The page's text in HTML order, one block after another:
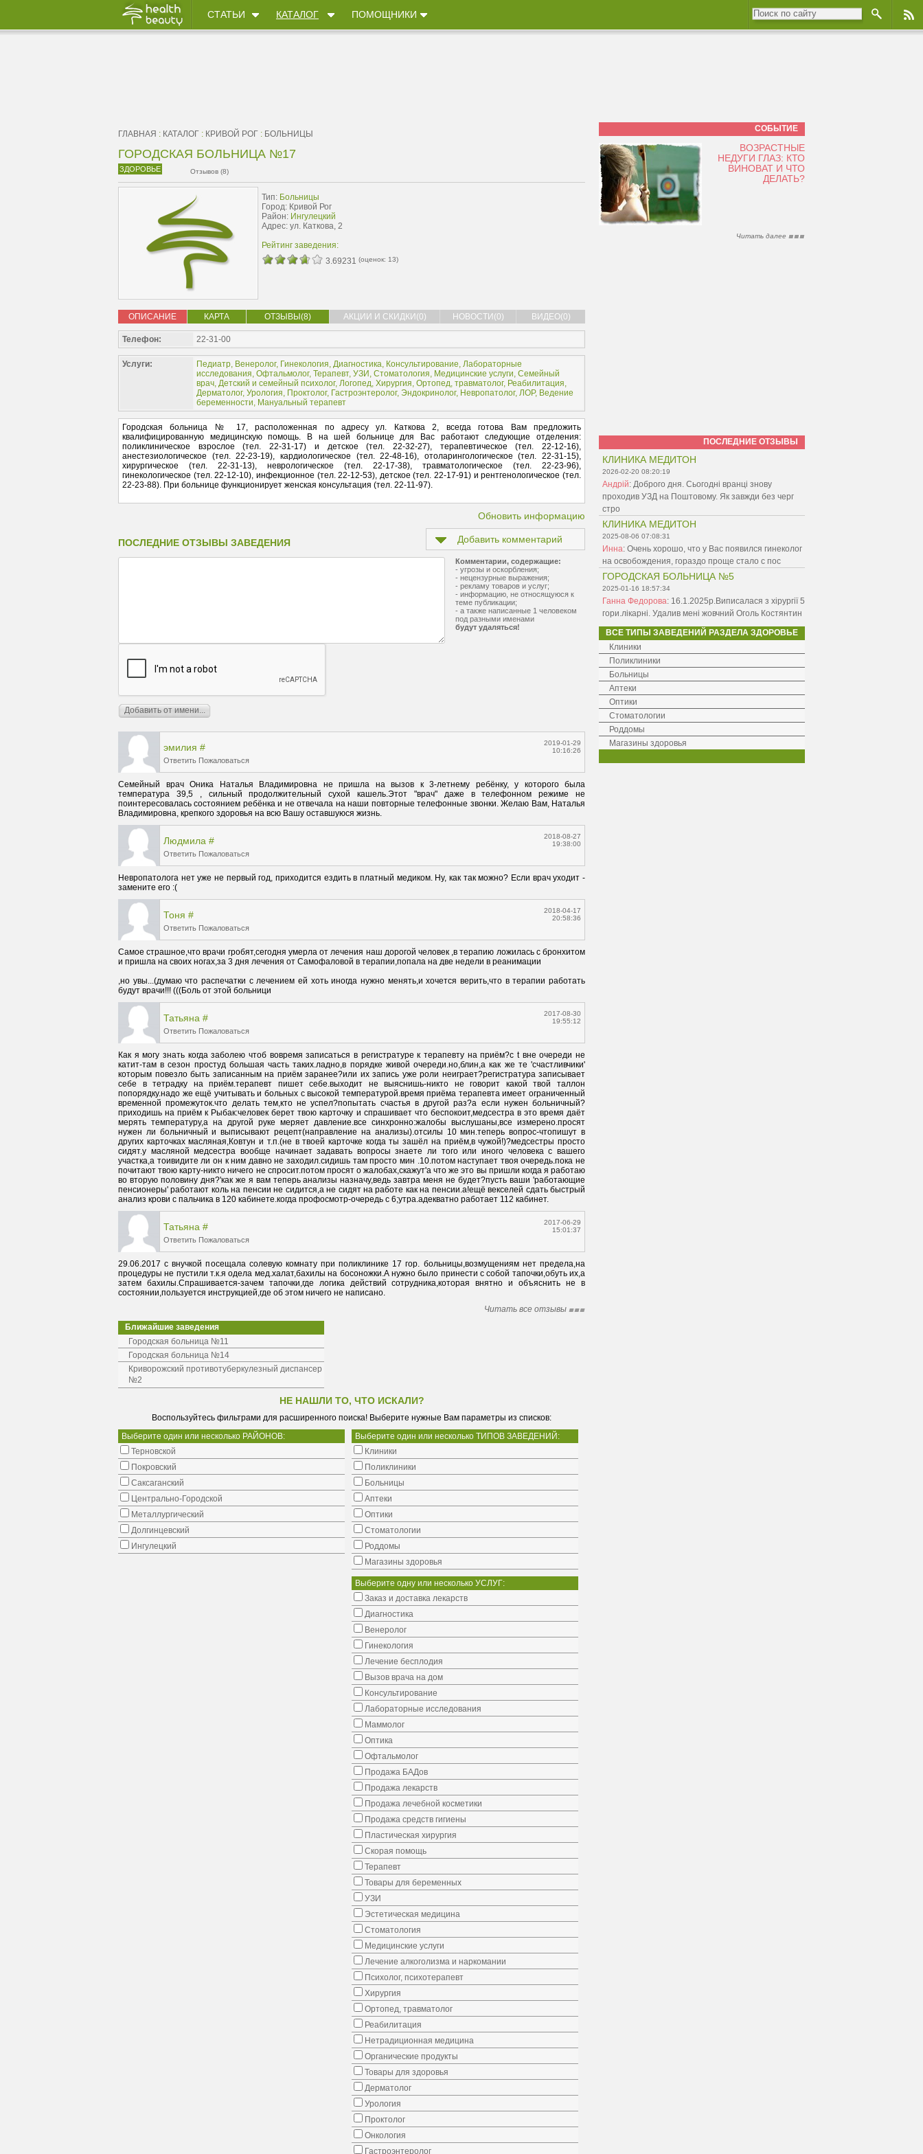
СТАТЬИ КАТАЛОГ ПОМОЩНИКИ
ГЛАВНАЯ : КАТАЛОГ : КРИВОЙ РОГ : БОЛЬНИЦЫ
ГОРОДСКАЯ БОЛЬНИЦА №17
ЗДОРОВЬЕ Отзывов (8)
Тип: Больницы
Город: Кривой Рог
Район: Ингулецкий
Адрес: ул. Каткова, 2
Рейтинг заведения:
3.69231 (оценок: 13)
ОПИСАНИЕ КАРТА ОТЗЫВЫ(8) АКЦИИ И СКИДКИ(0) НОВОСТИ(0) ВИДЕО(0)
Телефон: 22-31-00
Услуги: Педиатр, Венеролог, Гинекология, Диагностика, Консультирование, Лабораторные
исследования, Офтальмолог, Терапевт, УЗИ , Стоматология, Медицинские услуги, Семейный
врач, Детский и семейный психолог, Логопед, Хирургия, Ортопед, травматолог, Реабилитация,
Дерматолог, Урология, Проктолог, Гастроэнтеролог, Эндокринолог, Невропатолог, ЛОР, Ведение
беременности, Мануальный терапевт
Городская больница № 17, расположенная по адресу ул. Каткова 2, всегда готова Вам предложить
квалифицированную медицинскую помощь. В на шей больнице для Вас работают следующие отделения:
поликлиническое взрослое (тел. 22-31-17) и детское (тел. 22-32-27), терапевтическое (тел. 22-12-16),
анестезиологическое (тел. 22-23-19), кардиологическое (тел. 22-48-16), отоларингологическое (тел. 22-31-15),
хирургическое (тел. 22-31-13), неврологическое (тел. 22-17-38), травматологическое (тел. 22-23-96),
гинекологическое (тел. 22-12-10), инфекционное (тел. 22-12-53), детское (тел. 22-17-91) и рентгенологическое (тел.
22-23-88). При больнице функционирует женская консультация (тел. 22-11-97).
Обновить информацию
ПОСЛЕДНИЕ ОТЗЫВЫ ЗАВЕДЕНИЯ Добавить комментарий
Комментарии, содержащие:
- угрозы и оскорбления;
- нецензурные выражения;
- рекламу товаров и услуг;
- информацию, не относящуюся к
теме публикации;
- а также написанные 1 человеком
под разными именами
будут удаляться!
эмилия #
Ответить Пожаловаться
2019-01-29
10:16:26
Семейный врач Оника Наталья Владимировна не пришла на вызов к 3-летнему ребёнку, у которого была
температура 39,5 , сильный продолжительный сухой кашель.Этот "врач" даже в телефонном режиме не
поинтересовалась состоянием ребёнка и не отвечала на наши повторные телефонные звонки. Желаю Вам, Наталья
Владимировна, крепкого здоровья на всю Вашу оставшуюся жизнь.
Людмила #
Ответить Пожаловаться
2018-08-27
19:38:00
Невропатолога нет уже не первый год, приходится ездить в платный медиком. Ну, как так можно? Если врач уходит -
замените его :(
Тоня #
Ответить Пожаловаться
2018-04-17
20:58:36
Самое страшное,что врачи гробят,сегодня умерла от лечения наш дорогой человек ,в терапию ложилась с бронхитом
,но увы...(думаю что распечатки с лечением ей хоть иногда нужно менять,и хочется верить,что в терапии работать
будут врачи!!! (((Боль от этой больници
Татьяна #
Ответить Пожаловаться
2017-08-30
19:55:12
Как я могу знать когда заболею чтоб вовремя записаться в регистратуре к терапевту на приём?с t вне очереди не
катит-там в сезон простуд большая часть таких.ладно,в порядке живой очереди.но,блин,а как же те 'счастливчики'
которым повезло быть записанным на приём заранее?или их запись уже роли неиграет?регистратура записывает
себе в тетрадку на приём.терапевт пишет себе.выходит не выяснишь-никто не говорит какой твой таллон
попорядку.надо же ещё учитывать и больных с высокой температурой.время приёма терапевта имеет ограниченный
временной промежуток.что делать тем,кто не успел?попытать счастья в другой раз?а если нужен больничный?
приходишь на приём к Рыбак:человек берет твою карточку и спрашивает что беспокоит,медсестра в это время даёт
мерять температуру,а на другой руке меряет давление.все синхронно:жалобы выслушаны,все измерено.просят
нужен ли больничный и выписывают рецепт(направление на анализы).отсилы 10 мин.теперь вопрос-чтопишут в
других карточках масляная,Ковтун и т.п.(не в твоей карточке когда ты зашёл на приём,в чужой!)?медсестры просто
сидят.у масляной медсестра вообще начинает задавать вопросы знаете ли того или иного человека с вашего
участка,а тоивидите ли он к ним давно не заходил.сидишь там просто мин .10.потом наступает твоя очередь.пока не
почитают твою карту-никто ничего не спросит.потом просят о жалобах,скажут'а что же это вы пришли когда я работаю
во вторую половину дня?'как же я вам теперь анализы назначу,ведь завтра меня не будет?пусть ваши 'работающие
пенсионеры' работают коль на пенсии не сидится,а не сидят на работе как на пенсии.а!ещё векселей сдать быстрый
анализ крови с пальчика в 120 кабинете.когда профосмотр-очередь с 6;утра.адекватно работает 112 кабинет.
Татьяна #
Ответить Пожаловаться
2017-06-29
15:01:37
29.06.2017 с внучкой посещала солевую комнату при поликлинике 17 гор. больницы,возмущениям нет предела,на
процедуры не пустили т.к.я одела мед.халат,бахилы на босоножки.А нужно было принести с собой тапочки,обуть их,а
затем бахилы.Спрашивается-зачем тапочки,где логика действий сотрудника,которая внятно и объяснить не в
состоянии,пользуется инструкцией,где об этом ничего не написано.
Читать все отзывы
Ближайшие заведения
Городская больница №11
Городская больница №14
Криворожский противотуберкулезный диспансер
№2
НЕ НАШЛИ ТО, ЧТО ИСКАЛИ?
Воспользуйтесь фильтрами для расширенного поиска! Выберите нужные Вам параметры из списков:
Выберите один или несколько РАЙОНОВ:
Терновской
Покровский
Саксаганский
Центрально-Городской
Металлургический
Долгинцевский
Ингулецкий
Выберите один или несколько ТИПОВ ЗАВЕДЕНИЙ:
Клиники
Поликлиники
Больницы
Аптеки
Оптики
Стоматологии
Роддомы
Магазины здоровья
Выберите одну или несколько УСЛУГ:
Заказ и доставка лекарств
Диагностика
Венеролог
Гинекология
Лечение бесплодия
Вызов врача на дом
Консультирование
Лабораторные исследования
Маммолог
Оптика
Офтальмолог
Продажа БАДов
Продажа лекарств
Продажа лечебной косметики
Продажа средств гигиены
Пластическая хирургия
Скорая помощь
Терапевт
Товары для беременных
УЗИ
Эстетическая медицина
Стоматология
Медицинские услуги
Лечение алкоголизма и наркомании
Психолог, психотерапевт
Хирургия
Ортопед, травматолог
Реабилитация
Нетрадиционная медицина
Органические продукты
Товары для здоровья
Дерматолог
Урология
Проктолог
Онкология
Гастроэнтеролог
СОБЫТИЕ
ВОЗРАСТНЫЕ
НЕДУГИ ГЛАЗ: КТО
ВИНОВАТ И ЧТО
ДЕЛАТЬ?
Читать далее
ПОСЛЕДНИЕ ОТЗЫВЫ
КЛИНИКА МЕДИТОН
2026-02-20 08:20:19
Андрій: Доброго дня. Сьогодні вранці знову
проходив УЗД на Поштовому. Як завжди без черг
стро
КЛИНИКА МЕДИТОН
2025-08-06 07:08:31
Инна: Очень хорошо, что у Вас появился гинеколог
на освобождения, гораздо проще стало с пос
ГОРОДСКАЯ БОЛЬНИЦА №5
2025-01-16 18:57:34
Ганна Федорова: 16.1.2025р.Виписалася з хірургії 5
гори.лікарні. Удалив мені жовчний Оголь Костянтин
ВСЕ ТИПЫ ЗАВЕДЕНИЙ РАЗДЕЛА ЗДОРОВЬЕ
Клиники
Поликлиники
Больницы
Аптеки
Оптики
Стоматологии
Роддомы
Магазины здоровья